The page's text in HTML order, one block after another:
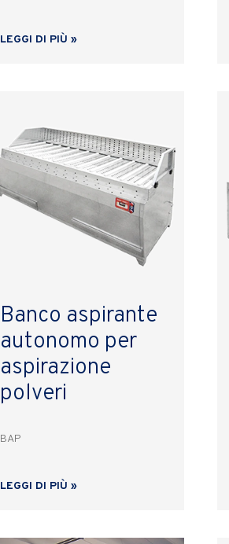
LEGGI DI PIÙ »
Banco aspirante
autonomo per
aspirazione
polveri
BAP
LEGGI DI PIÙ »